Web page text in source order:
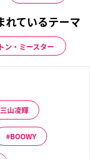
れているテーマ
ン・ミースター
三山凌輝
BOOWY